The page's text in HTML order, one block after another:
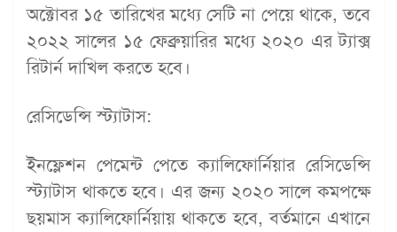
অক্টোবর ১৫ তারিখের মধ্যে সেটি না পেয়ে থাকে, তবে
২০২২ সালের ১৫ ফেব্রুয়ারির মধ্যে ২০২০ এর ট্যাক্স
রিটার্ন দাখিল করতে হবে।
রেসিডেন্সি স্ট্যাটাস:
ইনফ্লেশন পেমেন্ট পেতে ক্যালিফোর্নিয়ার রেসিডেন্সি
স্ট্যাটাস থাকতে হবে। এর জন্য ২০২০ সালে কমপক্ষে
ছয়মাস ক্যালিফোর্নিয়ায় থাকতে হবে, বর্তমানে এখানে